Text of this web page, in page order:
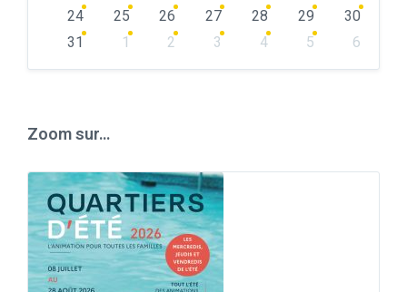
24
25 26 27 28 29
30
31
1 2 3 4 5
6
Zoom sur…